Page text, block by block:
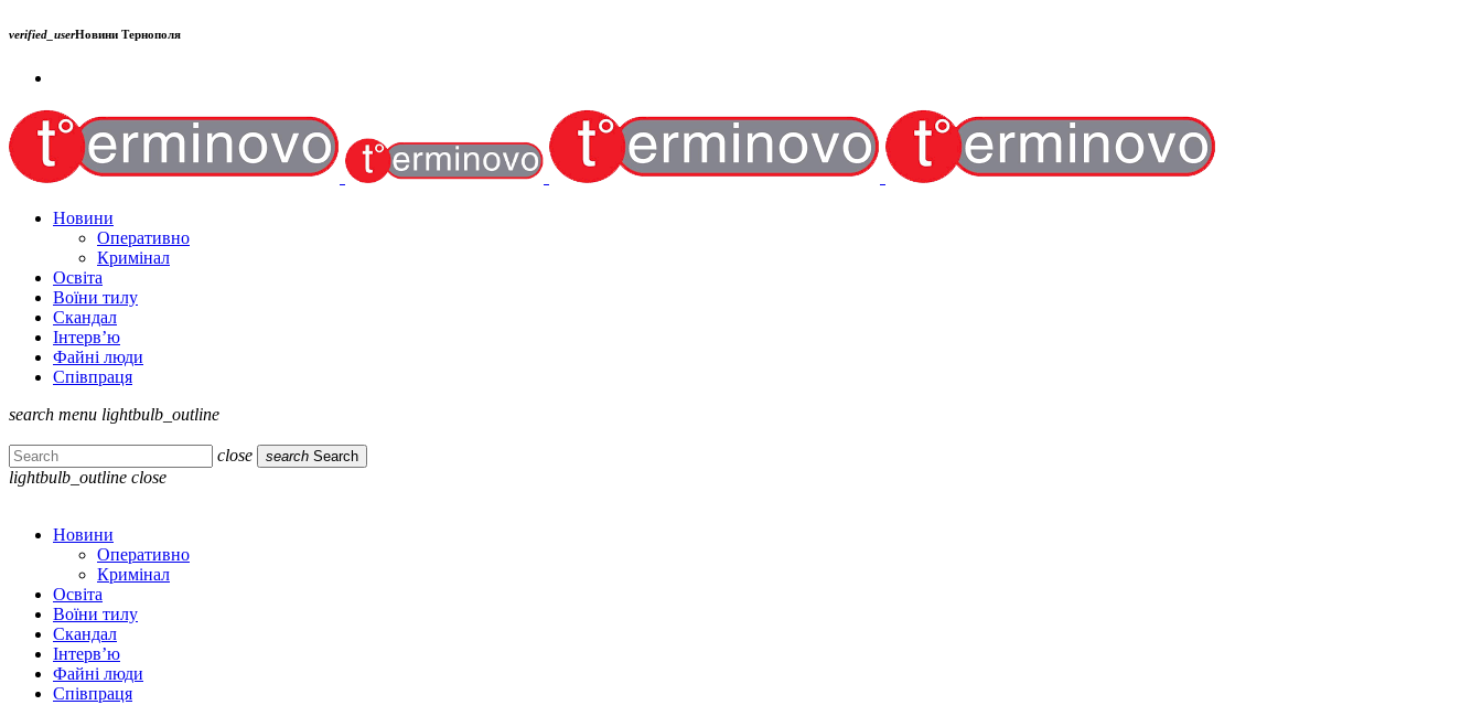
verified_userНовини Тернополя
Новини
Оперативно
Кримінал
Освіта
Воїни тилу
Скандал
Інтерв’ю
Файні люди
Співпраця
search menu lightbulb_outline
close search Search
lightbulb_outline close
Новини
Оперативно
Кримінал
Освіта
Воїни тилу
Скандал
Інтерв’ю
Файні люди
Співпраця